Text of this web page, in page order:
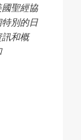
聖經協
別的日
和概